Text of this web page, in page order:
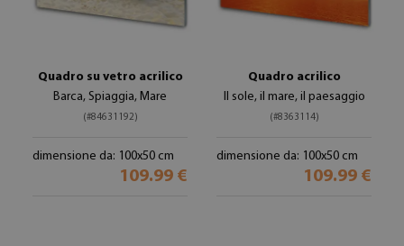
Quadro su vetro acrilico
Barca, Spiaggia, Mare
(#84631192)
dimensione da: 100x50 cm
109.99 €
Quadro acrilico
Il sole, il mare, il paesaggio
(#8363114)
dimensione da: 100x50 cm
109.99 €